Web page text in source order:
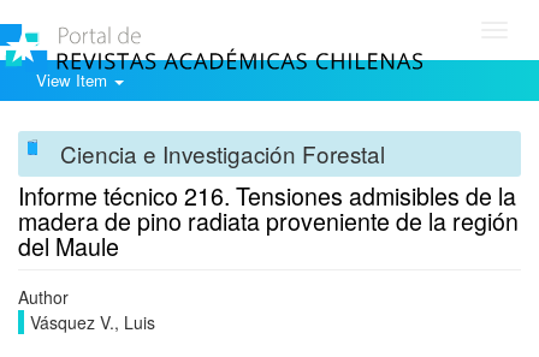
View Item
Ciencia e Investigación Forestal
Informe técnico 216. Tensiones admisibles de la
madera de pino radiata proveniente de la región
del Maule
Author
Vásquez V., Luis